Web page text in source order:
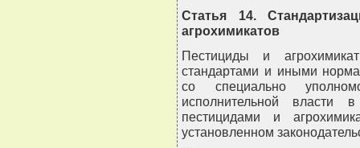
Статья 14.
агрохимикатов
Пестициды и
стандартами и иными
со специально
исполнительной власти
пестицидами и
установленном